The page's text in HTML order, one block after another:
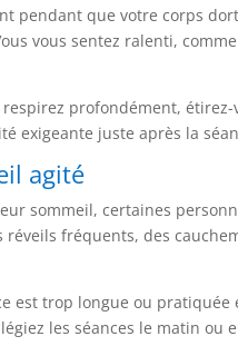
pendant que votre corps
vous sentez ralenti,
profondément, étirez-
exigeante juste après la
agité
sommeil, certaines
fréquents, des
est trop longue ou pratiquée
les séances le matin ou